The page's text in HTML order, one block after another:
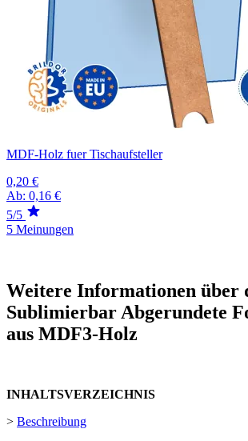
MDF-Holz fuer Tischaufsteller
0,20 €
Ab: 0,16 €
5/5
5 Meinungen
Weitere Informationen über
Sublimierbar Abgerundete
aus MDF3-Holz
INHALTSVERZEICHNIS
> Beschreibung